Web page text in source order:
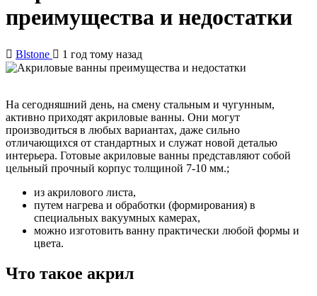
преимущества и недостатки
Blstone 1 год тому назад
На сегодняшний день, на смену стальным и чугунным,
активно приходят акриловые ванны. Они могут
производиться в любых вариантах, даже сильно
отличающихся от стандартных и служат новой деталью
интерьера. Готовые акриловые ванны представляют собой
цельный прочный корпус толщиной 7-10 мм.;
из акрилового листа,
путем нагрева и обработки (формирования) в
специальных вакуумных камерах,
можно изготовить ванну практически любой формы и
цвета.
Что такое акрил